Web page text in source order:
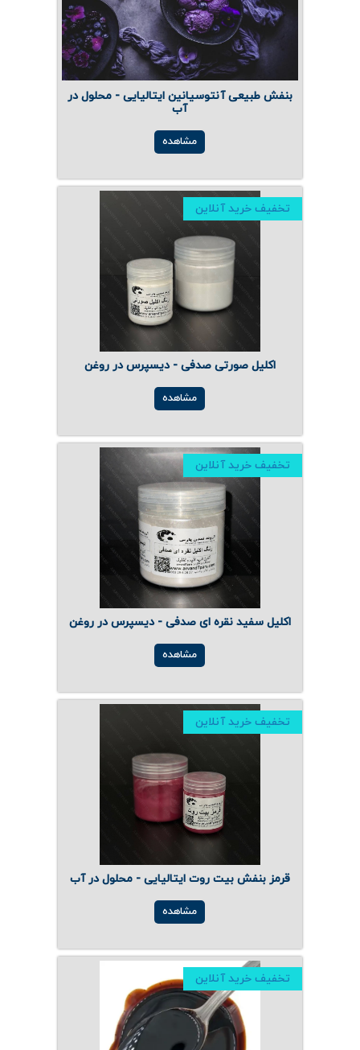
بنفش طبیعی آنتوسیانین ایتالیایی - محلول در
آب
مشاهده
تخفیف خرید آنلاین
اکلیل صورتی صدفی - دیسپرس در روغن
مشاهده
تخفیف خرید آنلاین
اکلیل سفید نقره ای صدفی - دیسپرس در روغن
مشاهده
تخفیف خرید آنلاین
قرمز بنفش بیت روت ایتالیایی - محلول در آب
مشاهده
تخفیف خرید آنلاین